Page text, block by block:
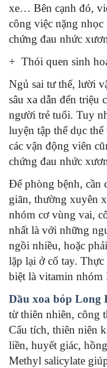
xe… Bên cạnh đó,
công việc nặng nhọc
chứng đau nhức
+ Thói quen sinh
Ngủ sai tư thế, lười
sâu xa dẫn đến triệu
người trẻ tuổi. Tuy
luyện tập thể dục
các vận động viên
chứng đau nhức
Để phòng bệnh, cần
giãn, thường xuyên
nhóm cơ vùng vai,
nhất là với những
ngồi nhiều, hoặc
lặp lại ở cổ tay.
biệt là vitamin nhóm
Dầu xoa bóp Long
từ thiên nhiên, công
Cẩu tích, thiên niên
liền, huyết giác,
Methyl salicylate